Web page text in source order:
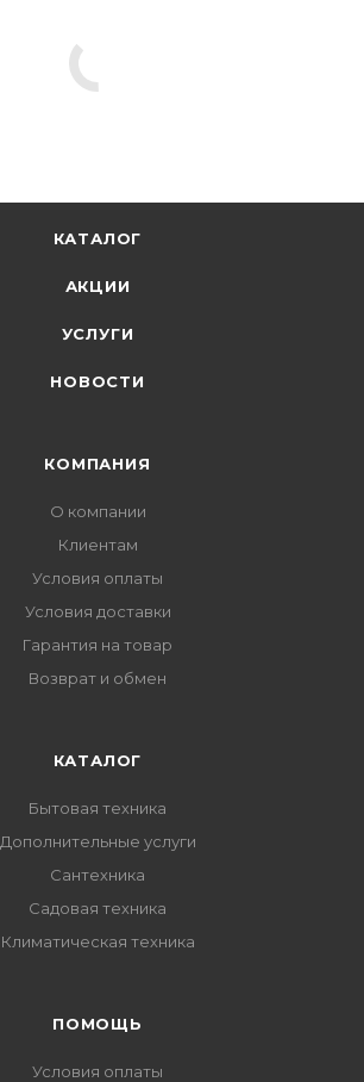
КАТАЛОГ
АКЦИИ
УСЛУГИ
НОВОСТИ
КОМПАНИЯ
О компании
Клиентам
Условия оплаты
Условия доставки
Гарантия на товар
Возврат и обмен
КАТАЛОГ
Бытовая техника
Дополнительные услуги
Сантехника
Садовая техника
Климатическая техника
ПОМОЩЬ
Условия оплаты